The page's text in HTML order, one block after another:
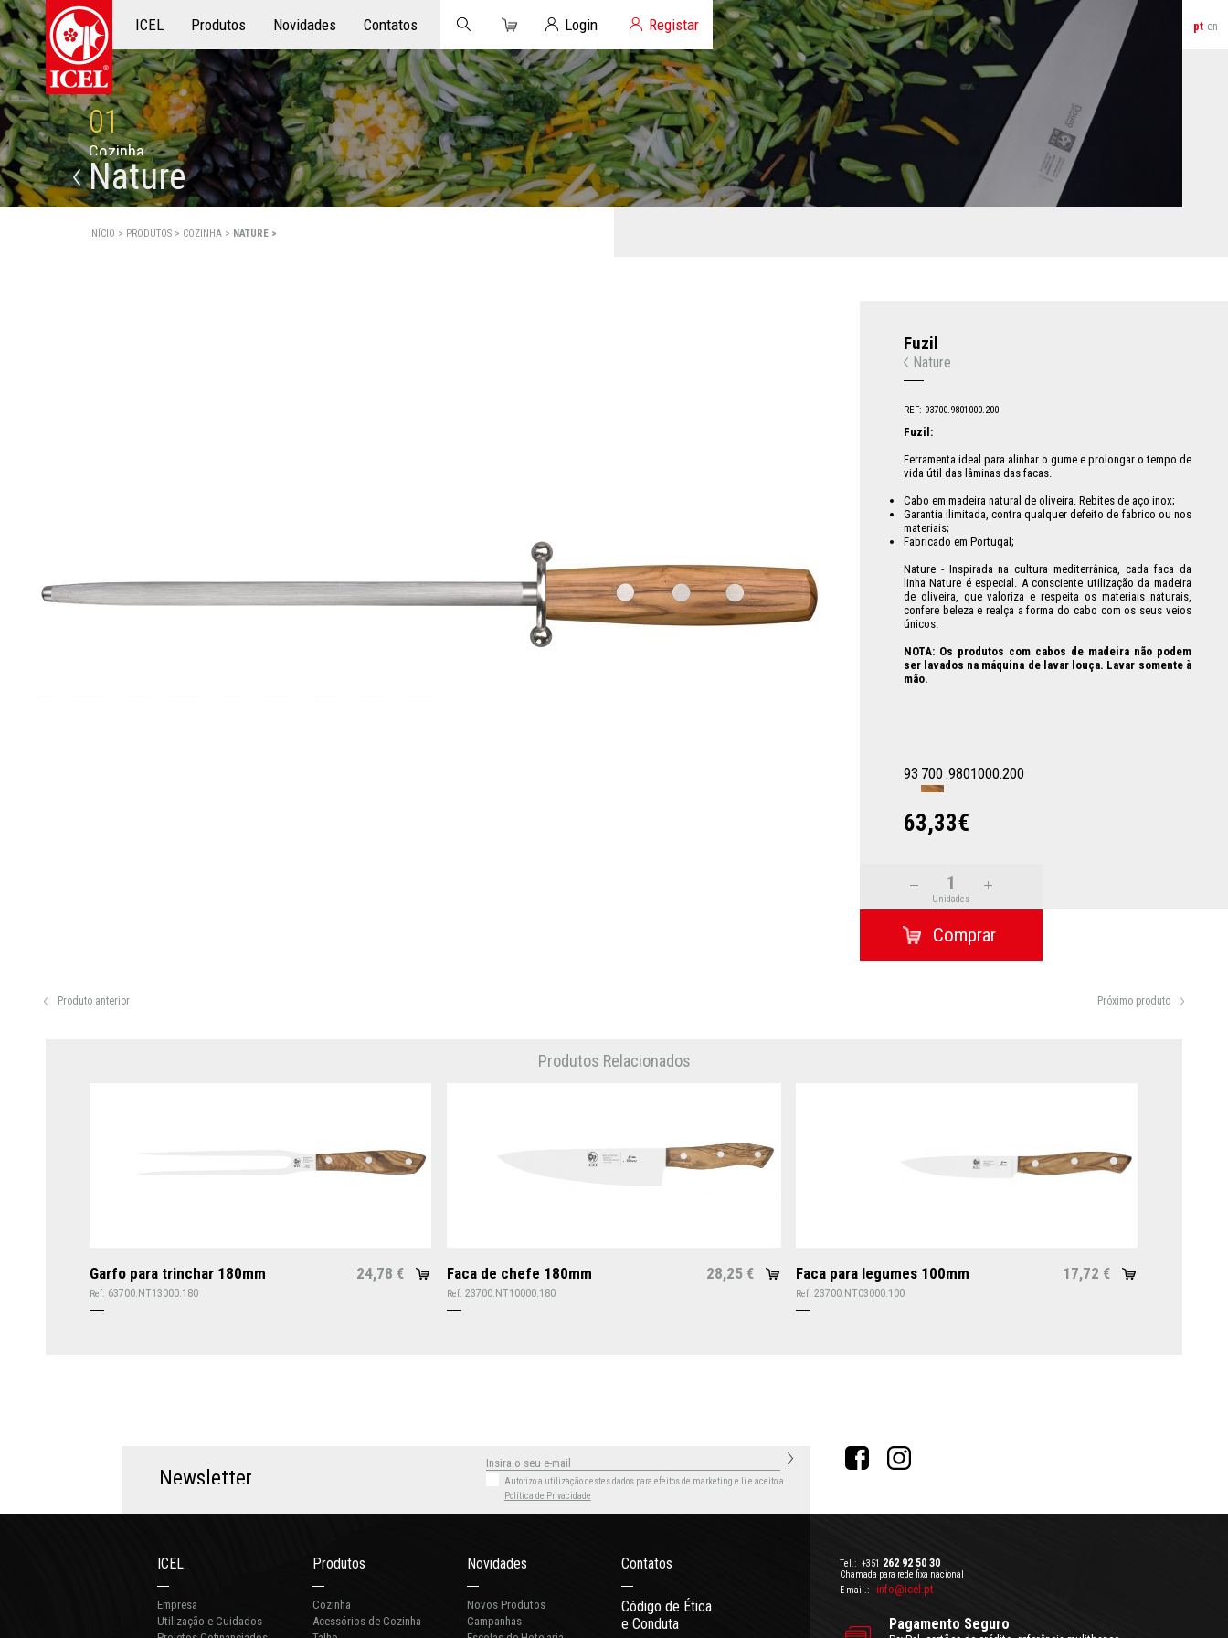
pt en
Produtos
ICEL Produtos Novidades Contatos CarrinhoLogin Login de Clientes
Registar
01
Cozinha
Nature
INÍCIO > PRODUTOS > COZINHA > NATURE >
Produto anterior
Fuzil
Nature
REF: 93700.9801000.200
Fuzil:
Ferramenta ideal para alinhar o gume e prolongar o tempo de
vida útil das lâminas das facas.
Cabo em madeira natural de oliveira. Rebites de aço inox;
Garantia ilimitada, contra qualquer defeito de fabrico ou nos
materiais;
Fabricado em Portugal;
Nature - Inspirada na cultura mediterrânica, cada faca da
linha Nature é especial. A consciente utilização da madeira
de oliveira, que valoriza e respeita os materiais naturais,
confere beleza e realça a forma do cabo com os seus veios
únicos.
NOTA: Os produtos com cabos de madeira não podem
ser lavados na máquina de lavar louça. Lavar somente à
mão.
93 700 .9801000.200
63,33€
Unidades
Próximo produto
Produtos Relacionados
Garfo para trinchar 180mm 24,78 €
Ref: 63700.NT13000.180
Faca de chefe 180mm 28,25 €
Ref: 23700.NT10000.180
Faca para legumes 100mm 17,72 €
Ref:23700.NT03000.100
Newsletter Autorizo a utilização destes dados para efeitos de marketing e li e aceito a
Política de Privacidade
ICEL
Empresa
Utilização e Cuidados
Produtos
Cozinha
Acessórios de Cozinha
Novidades
Novos Produtos
Campanhas
Contatos
Código de Ética
e Conduta
Tel.: +351 262 92 50 30
Chamada para rede fixa nacional
E-mail.:
info@icel.pt
Pagamento Seguro